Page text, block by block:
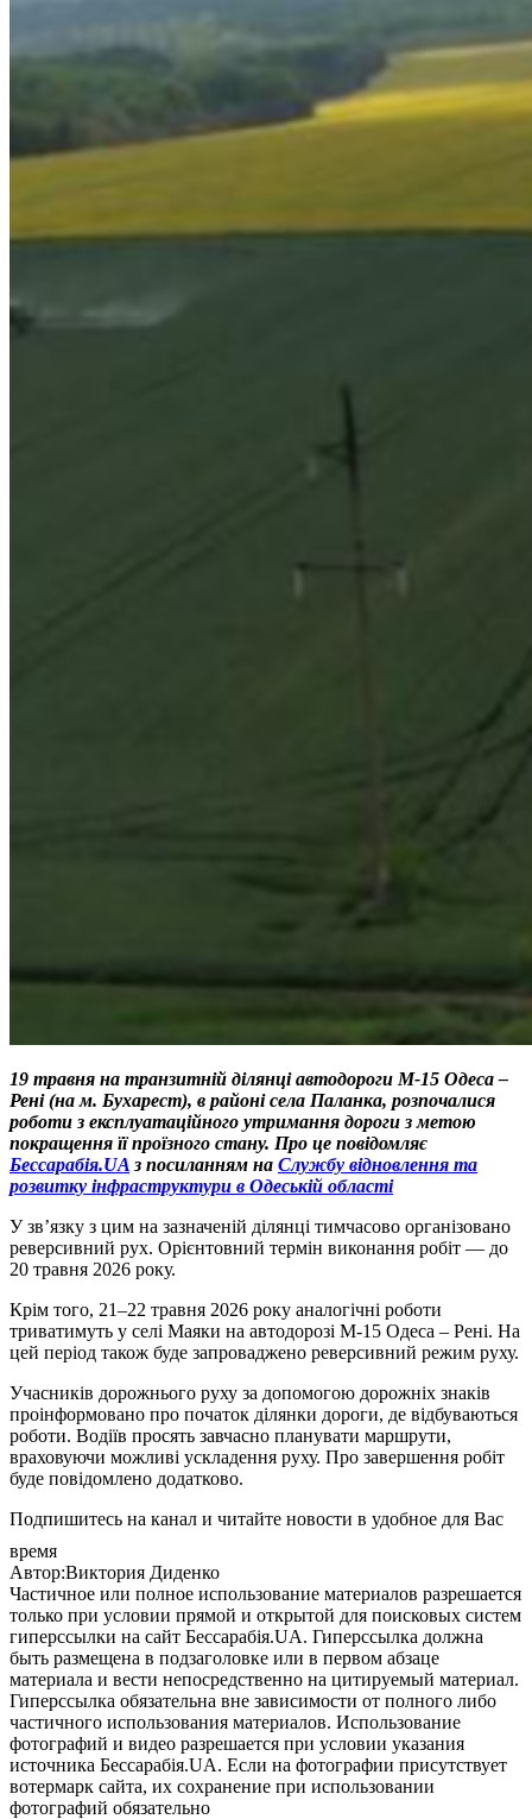
19 травня на транзитній ділянці автодороги М-15 Одеса –
Рені (на м. Бухарест), в районі села Паланка, розпочалися
роботи з експлуатаційного утримання дороги з метою
покращення її проїзного стану. Про це повідомляє
Бессарабія.UA з посиланням на Службу відновлення та
розвитку інфраструктури в Одеській області
У зв’язку з цим на зазначеній ділянці тимчасово організовано
реверсивний рух. Орієнтовний термін виконання робіт — до
20 травня 2026 року.
Крім того, 21–22 травня 2026 року аналогічні роботи
триватимуть у селі Маяки на автодорозі М-15 Одеса – Рені. На
цей період також буде запроваджено реверсивний режим руху.
Учасників дорожнього руху за допомогою дорожніх знаків
проінформовано про початок ділянки дороги, де відбуваються
роботи. Водіїв просять завчасно планувати маршрути,
враховуючи можливі ускладення руху. Про завершення робіт
буде повідомлено додатково.
Подпишитесь на канал и читайте новости в удобное для Вас
время
Автор:Виктория Диденко
Частичное или полное использование материалов разрешается
только при условии прямой и открытой для поисковых систем
гиперссылки на сайт Бессарабія.UA. Гиперссылка должна
быть размещена в подзаголовке или в первом абзаце
материала и вести непосредственно на цитируемый материал.
Гиперссылка обязательна вне зависимости от полного либо
частичного использования материалов. Использование
фотографий и видео разрешается при условии указания
источника Бессарабія.UA. Если на фотографии присутствует
вотермарк сайта, их сохранение при использовании
фотографий обязательно